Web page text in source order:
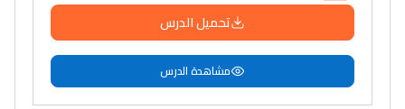
تحميل الدرس
مشاهدة الدرس